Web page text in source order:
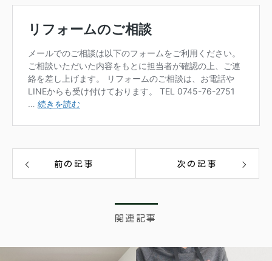
前の記事 次の記事
関連記事